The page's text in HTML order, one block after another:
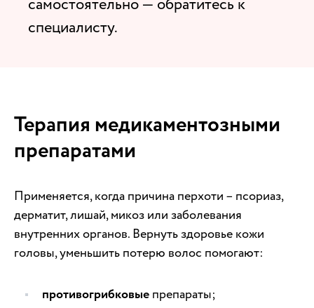
специалисту.
Терапия медикаментозными
препаратами
Применяется, когда причина перхоти – псориаз,
дерматит, лишай, микоз или заболевания
внутренних органов. Вернуть здоровье кожи
головы, уменьшить потерю волос помогают:
противогрибковые препараты;